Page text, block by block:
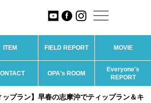
ITEM FIELD REPORT MOVIE
OPA's ROOM
Everyone's
REPORT
ップラン】早春の志摩沖でティップラン＆キ